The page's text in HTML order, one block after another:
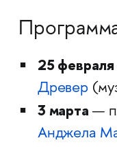
25 февраля
Древер
3 марта —
Анджела